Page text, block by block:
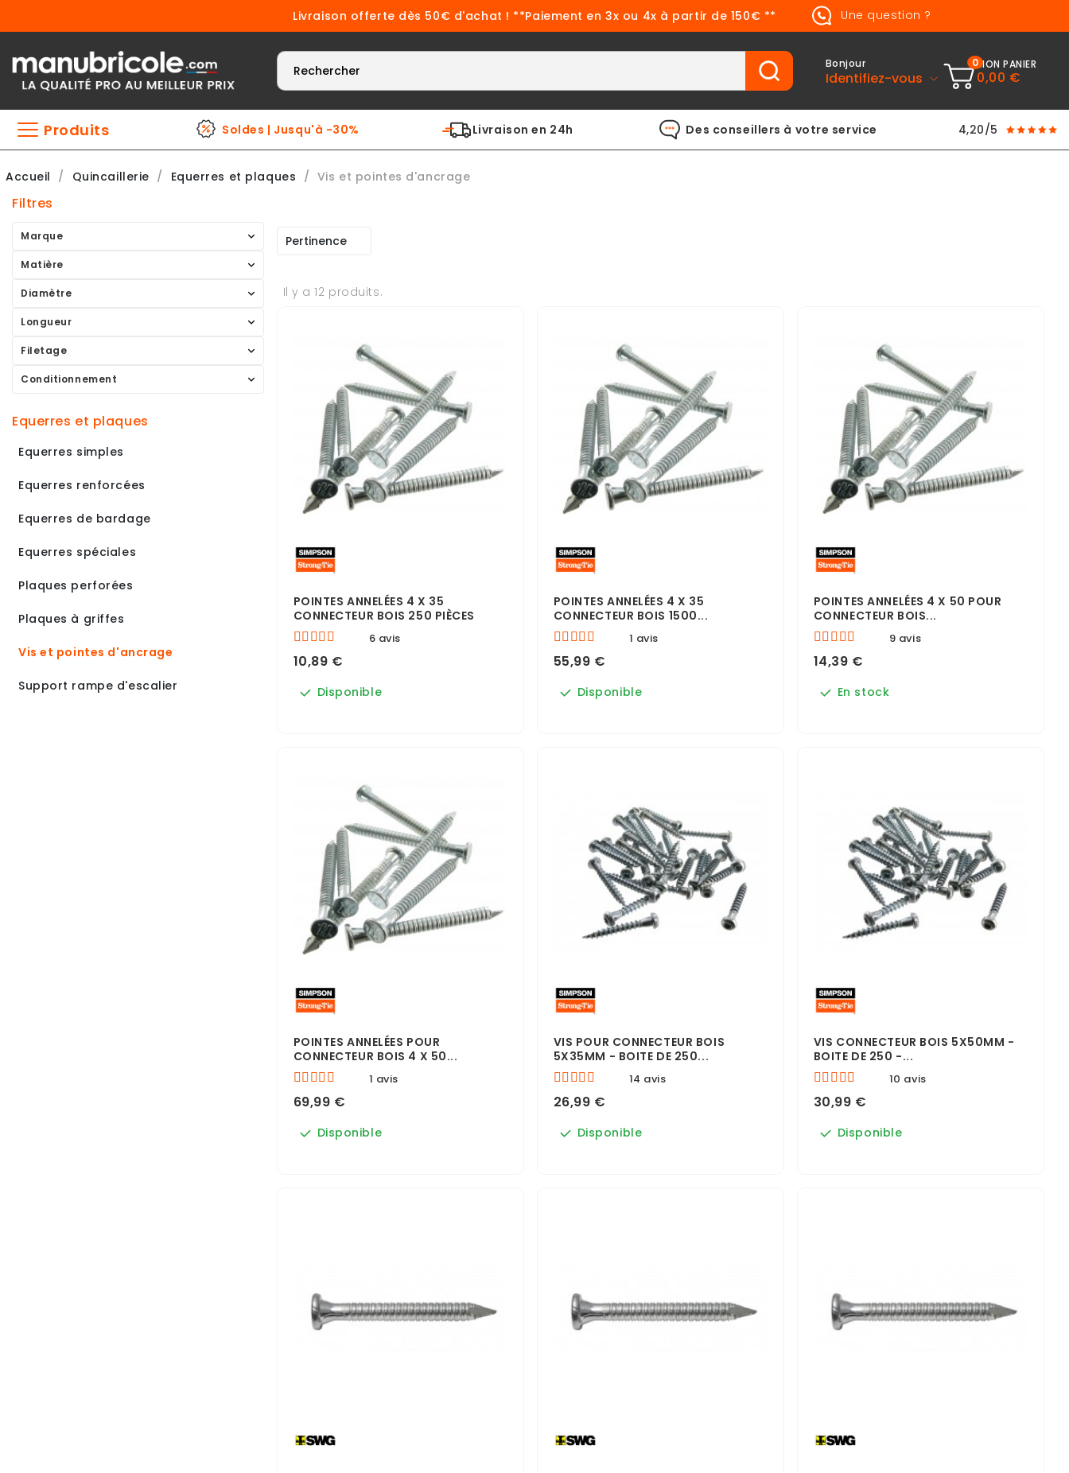
Livraison offerte dès 50€ d'achat ! **Paiement en 3x ou 4x à partir de 150€ ** Une question ?
Bonjour
Identifiez-vous
0MON PANIER
0,00 €
Produits Soldes | Jusqu'à -30% Livraison en 24h Des conseillers à votre service 4,20/5
Accueil Quincaillerie Equerres et plaques Vis et pointes d'ancrage
Filtres
Marque
Matière
Diamètre
Longueur
Filetage
Conditionnement
equerres et plaques
Equerres simples
Equerres renforcées
Equerres de bardage
Equerres spéciales
Plaques perforées
Plaques à griffes
Vis et pointes d'ancrage
Support rampe d'escalier
Pertinence
Il y a 12 produits.
POINTES ANNELÉES 4 X 35
CONNECTEUR BOIS 250 PIÈCES
6 avis
10,89 €
Disponible
POINTES ANNELÉES 4 X 35
CONNECTEUR BOIS 1500...
1 avis
55,99 €
Disponible
POINTES ANNELÉES 4 X 50 POUR
CONNECTEUR BOIS...
9 avis
14,39 €
En stock
POINTES ANNELÉES POUR
CONNECTEUR BOIS 4 X 50...
1 avis
69,99 €
Disponible
VIS POUR CONNECTEUR BOIS
5X35MM - BOITE DE 250...
14 avis
26,99 €
Disponible
VIS CONNECTEUR BOIS 5X50MM -
BOITE DE 250 -...
10 avis
30,99 €
Disponible